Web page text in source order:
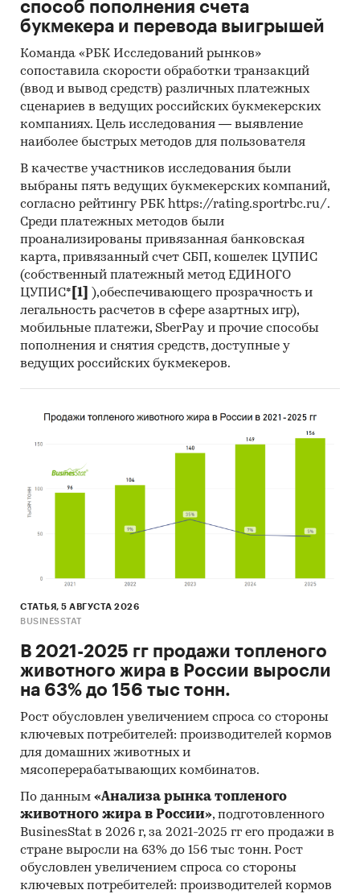
PANEL CO., LTD
- Российский рынок опалубки, по оценкам
Tebiz Group, в последние годы показывает
положительный тренд.
- Сальдо торгового баланса было
положительное и составляло 4,5 тыс.т.
производителей являются АО
`ПРОМСТРОЙКОНТРАКТ`, ООО `ПЕРИ`, ЗАО
`ОПАЛУБОЧНЫЕ СИСТЕМЫ`.
- Лидером по импортным поставкам в 2025 г.
является Китай (более 61%).
- В импорте наибольшую долю занимает
сегмент middle-priced с долей 45,8%, основные
поставки сегмента из стран: Германия, Турция,
Южная Корея. Сегмент high-priced представлен
долей в 27,5% преимущественно из стран:
Турция, Германия, Китай.
- Большую часть продукции российских
Единицы измерения:
рассчитаны в тоннах, стоимостные - в
долларах и рублях
География исследования:
Категории:
Строительство
Россия
способ пополнения счета
букмекера и перевода выигрышей
Команда «РБК Исследований рынков»
сопоставила скорости обработки транзакций
(ввод и вывод средств) различных платежных
сценариев в ведущих российских букмекерских
компаниях. Цель исследования — выявление
наиболее быстрых методов для пользователя
В качестве участников исследования были
выбраны пять ведущих букмекерских компаний,
согласно рейтингу РБК https://rating.sportrbc.ru/.
Среди платежных методов были
проанализированы привязанная банковская
карта, привязанный счет СБП, кошелек ЦУПИС
(собственный платежный метод ЕДИНОГО
ЦУПИС* [1]
),обеспечивающего прозрачность и
легальность расчетов в сфере азартных игр),
мобильные платежи, SberPay и прочие способы
пополнения и снятия средств, доступные у
ведущих российских букмекеров.
СТАТЬЯ, 5 АВГУСТА 2026
BUSINESSTAT
В 2021-2025 гг продажи топленого
животного жира в России выросли
на 63% до 156 тыс тонн.
Рост обусловлен увеличением спроса со стороны
ключевых потребителей: производителей кормов
для домашних животных и
мясоперерабатывающих комбинатов.
По данным «Анализа рынка топленого
животного жира в России», подготовленного
BusinesStat в 2026 г, за 2021-2025 гг его продажи в
стране выросли на 63% до 156 тыс тонн. Рост
обусловлен увеличением спроса со стороны
ключевых потребителей: производителей кормов